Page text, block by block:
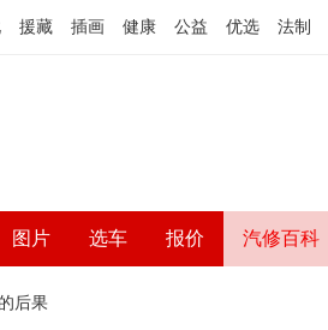
援藏 插画 健康 公益 优选 法制
图片 选车 报价 汽修百科
后果